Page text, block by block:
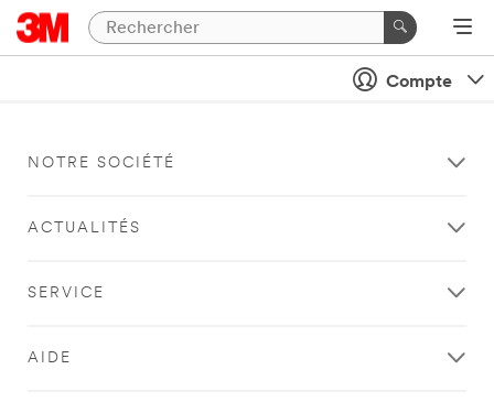
Compte
NOTRE SOCIÉTÉ
ACTUALITÉS
SERVICE
AIDE